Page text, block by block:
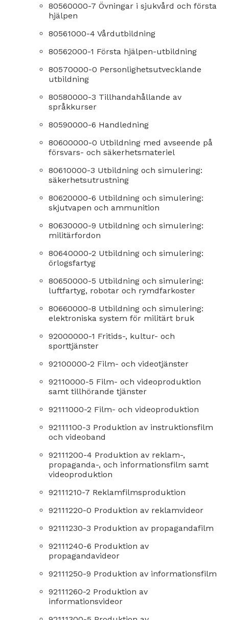
80560000-7 Övningar i sjukvård och första
hjälpen
80561000-4 Vårdutbildning
80562000-1 Första hjälpen-utbildning
80570000-0 Personlighetsutvecklande
utbildning
80580000-3 Tillhandahållande av
språkkurser
80590000-6 Handledning
80600000-0 Utbildning med avseende på
försvars- och säkerhetsmateriel
80610000-3 Utbildning och simulering:
säkerhetsutrustning
80620000-6 Utbildning och simulering:
skjutvapen och ammunition
80630000-9 Utbildning och simulering:
militärfordon
80640000-2 Utbildning och simulering:
örlogsfartyg
80650000-5 Utbildning och simulering:
luftfartyg, robotar och rymdfarkoster
80660000-8 Utbildning och simulering:
elektroniska system för militärt bruk
92000000-1 Fritids-, kultur- och
sporttjänster
92100000-2 Film- och videotjänster
92110000-5 Film- och videoproduktion
samt tillhörande tjänster
92111000-2 Film- och videoproduktion
92111100-3 Produktion av instruktionsfilm
och videoband
92111200-4 Produktion av reklam-,
propaganda-, och informationsfilm samt
videoproduktion
92111210-7 Reklamfilmsproduktion
92111220-0 Produktion av reklamvideor
92111230-3 Produktion av propagandafilm
92111240-6 Produktion av
propagandavideor
92111250-9 Produktion av informationsfilm
92111260-2 Produktion av
informationsvideor